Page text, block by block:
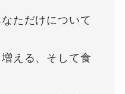
ただけについて
える、そして食